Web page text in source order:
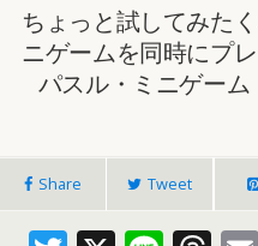
ちょっと試してみた
ニゲームを同時にプ
パスル・ミニゲーム
Share Tweet